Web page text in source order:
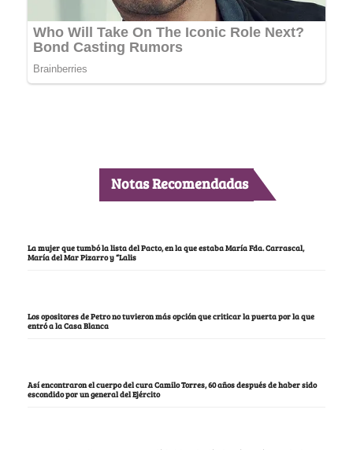
Notas Recomendadas
La mujer que tumbó la lista del Pacto, en la que estaba María Fda. Carrascal,
María del Mar Pizarro y “Lalis
Los opositores de Petro no tuvieron más opción que criticar la puerta por la que
entró a la Casa Blanca
Así encontraron el cuerpo del cura Camilo Torres, 60 años después de haber sido
escondido por un general del Ejército